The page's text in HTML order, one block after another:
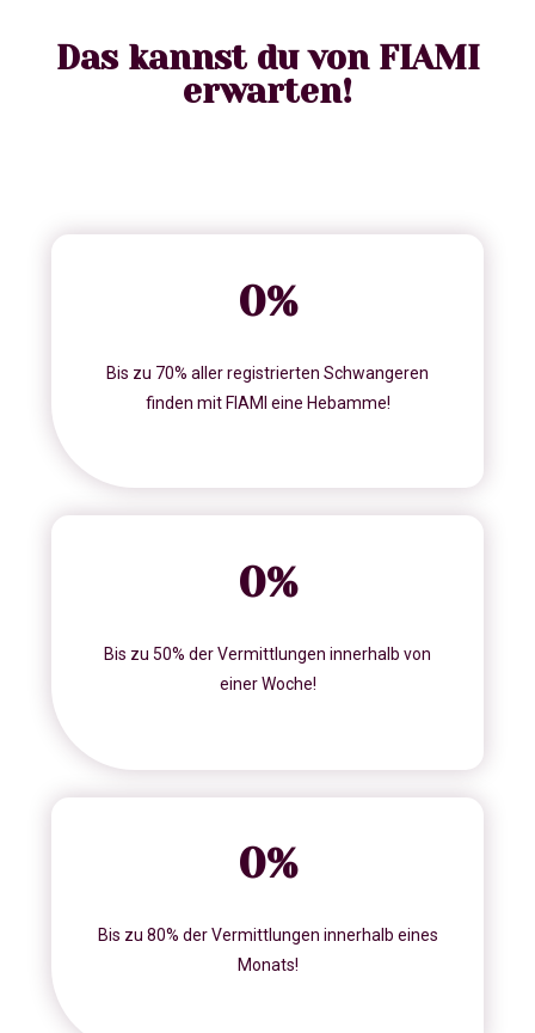
Das kannst du von FIAMI
erwarten!
0%
Bis zu 70% aller registrierten Schwangeren
finden mit FIAMI eine Hebamme!
0%
Bis zu 50% der Vermittlungen innerhalb von
einer Woche!
0%
Bis zu 80% der Vermittlungen innerhalb eines
Monats!